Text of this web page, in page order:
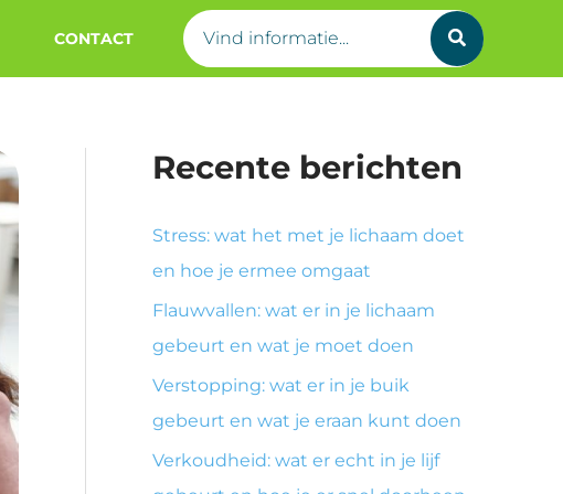
CONTACT
Search
for:
Recente berichten
Stress: wat het met je lichaam doet
en hoe je ermee omgaat
Flauwvallen: wat er in je lichaam
gebeurt en wat je moet doen
Verstopping: wat er in je buik
gebeurt en wat je eraan kunt doen
Verkoudheid: wat er echt in je lijf